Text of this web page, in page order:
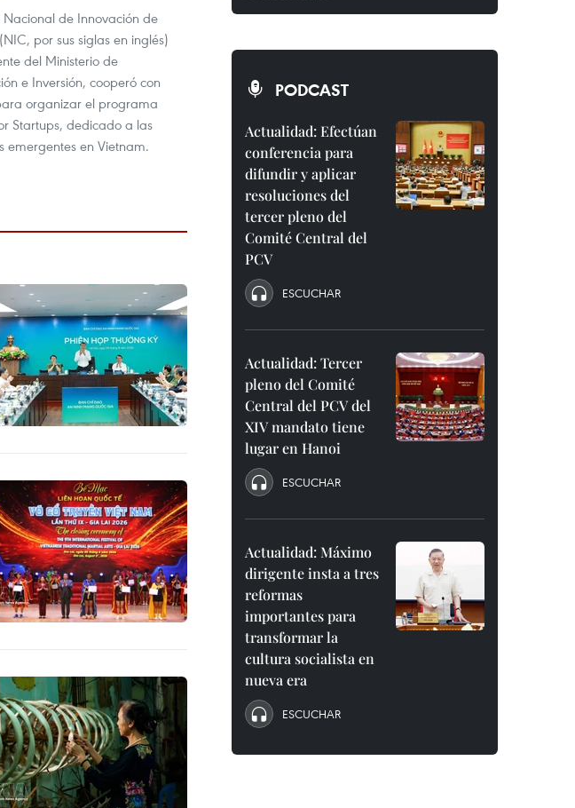
Nacional de Innovación de
por sus siglas en inglés)
del Ministerio de
e Inversión, cooperó con
organizar el programa
Startups, dedicado a las
emergentes en Vietnam.
PODCAST
Actualidad: Efectúan
conferencia para
difundir y aplicar
resoluciones del
tercer pleno del
Comité Central del
PCV
ESCUCHAR
Actualidad: Tercer
pleno del Comité
Central del PCV del
XIV mandato tiene
lugar en Hanoi
ESCUCHAR
Actualidad: Máximo
dirigente insta a tres
reformas
importantes para
transformar la
cultura socialista en
nueva era
ESCUCHAR